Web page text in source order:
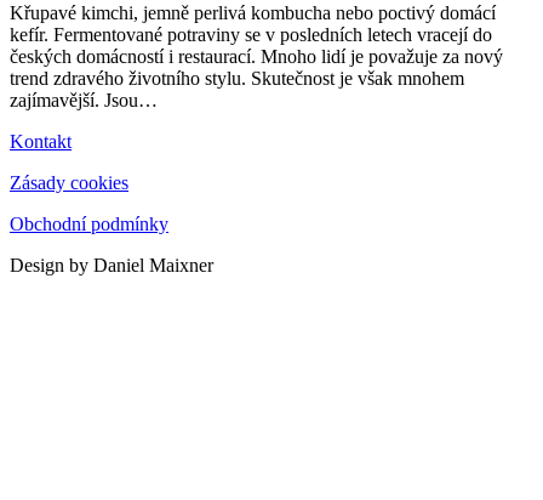
Křupavé kimchi, jemně perlivá kombucha nebo poctivý domácí
kefír. Fermentované potraviny se v posledních letech vracejí do
českých domácností i restaurací. Mnoho lidí je považuje za nový
trend zdravého životního stylu. Skutečnost je však mnohem
zajímavější. Jsou…
Kontakt
Zásady cookies
Obchodní podmínky
Design by Daniel Maixner